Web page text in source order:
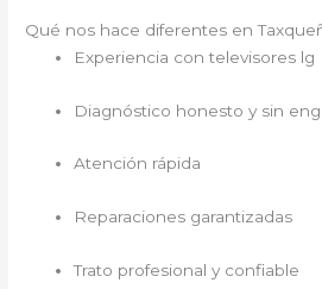
Qué nos hace diferentes en
Experiencia con televisores lg
Diagnóstico honesto y sin
Atención rápida
Reparaciones garantizadas
Trato profesional y confiable